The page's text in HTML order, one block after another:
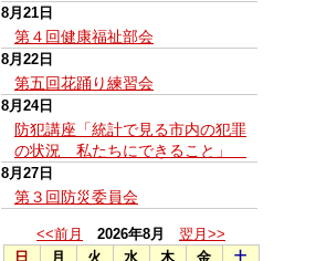
8月21日
第４回健康福祉部会
8月22日
第五回花踊り練習会
8月24日
防犯講座「統計で見る市内の犯罪
の状況 私たちにできること」
8月27日
第３回防災委員会
<<前月 2026年8月
翌月>>
日
月 火 水 木 金 土